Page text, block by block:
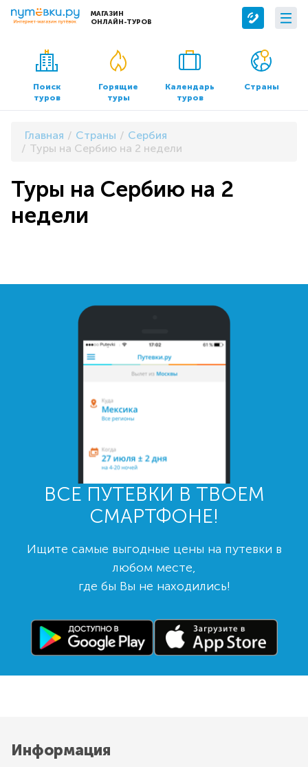
МАГАЗИН
ОНЛАЙН-ТУРОВ
Сервисы
Бронирование отелей
Трансфер
О компании
О нас
Контакты
Документы и реквизиты
Поиск
туров
Горящие
туры
Календарь
туров
Страны
Главная Страны
Сербия
Туры на Сербию на 2 недели
Туры на Сербию на 2
недели
ВСЕ ПУТЕВКИ В ТВОЕМ
СМАРТФОНЕ!
Ищите самые выгодные цены на путевки в
любом месте,
где бы Вы не находились!
Информация